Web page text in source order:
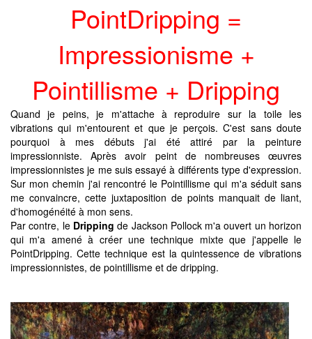
PointDripping =
Impressionisme +
Pointillisme + Dripping
Quand je peins, je m'attache à reproduire sur la toile les
vibrations qui m'entourent et que je perçois. C'est sans doute
pourquoi à mes débuts j'ai été attiré par la peinture
impressionniste. Après avoir peint de nombreuses œuvres
impressionnistes je me suis essayé à différents type d'expression.
Sur mon chemin j'ai rencontré le Pointillisme qui m'a séduit sans
me convaincre, cette juxtaposition de points manquait de liant,
d'homogénéité à mon sens.
Par contre, le Dripping de Jackson Pollock m'a ouvert un horizon
qui m'a amené à créer une technique mixte que j'appelle le
PointDripping. Cette technique est la quintessence de vibrations
impressionnistes, de pointillisme et de dripping.